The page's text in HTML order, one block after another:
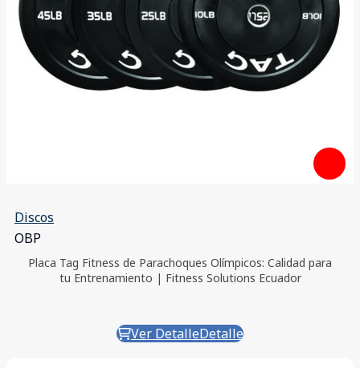
Discos
OBP
Placa Tag Fitness de Parachoques Olímpicos: Calidad para
tu Entrenamiento | Fitness Solutions Ecuador
Ver DetalleDetalle